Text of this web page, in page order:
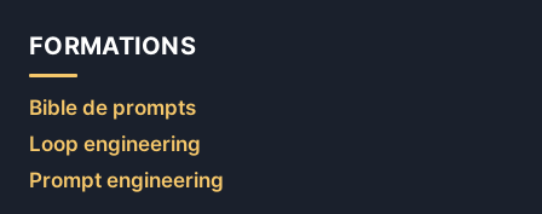
FORMATIONS
Bible de prompts
Loop engineering
Prompt engineering